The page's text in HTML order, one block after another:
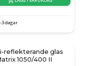
3 dagar
reflekterande glas
1050/400 II